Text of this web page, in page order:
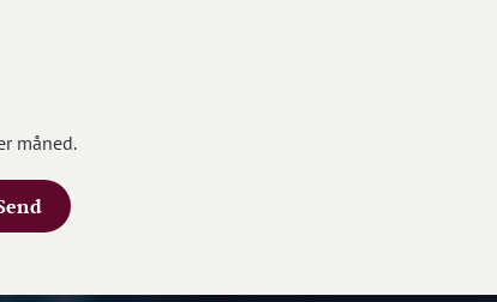
måned.